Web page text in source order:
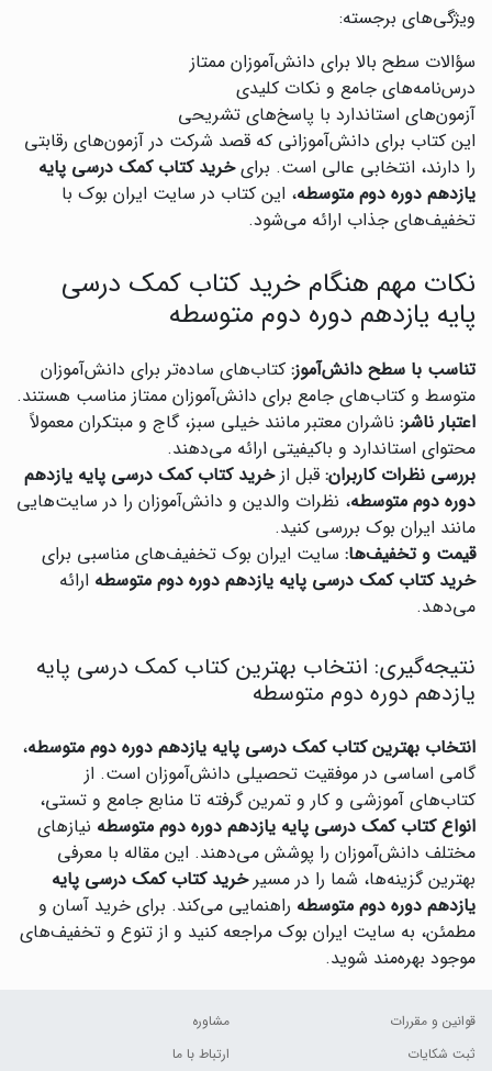
ویژگی‌های برجسته:
سؤالات سطح بالا برای دانش‌آموزان ممتاز
درس‌نامه‌های جامع و نکات کلیدی
آزمون‌های استاندارد با پاسخ‌های تشریحی
این کتاب برای دانش‌آموزانی که قصد شرکت در آزمون‌های رقابتی
را دارند، انتخابی عالی است. برایخرید کتاب کمک درسی پایه
یازدهم دوره دوم متوسطه، این کتاب در سایت ایران بوک با
تخفیف‌های جذاب ارائه می‌شود.
نکات مهم هنگام خرید کتاب کمک درسی
پایه یازدهم دوره دوم متوسطه
تناسب با سطح دانش‌آموز: کتاب‌های ساده‌تر برای دانش‌آموزان
متوسط و کتاب‌های جامع برای دانش‌آموزان ممتاز مناسب هستند.
اعتبار ناشر: ناشران معتبر مانند خیلی سبز، گاج و مبتکران معمولاً
محتوای استاندارد و باکیفیتی ارائه می‌دهند.
بررسی نظرات کاربران: قبل ازخرید کتاب کمک درسی پایه یازدهم
دوره دوم متوسطه، نظرات والدین و دانش‌آموزان را در سایت‌هایی
مانند ایران بوک بررسی کنید.
قیمت و تخفیف‌ها: سایت ایران بوک تخفیف‌های مناسبی برای
خرید کتاب کمک درسی پایه یازدهم دوره دوم متوسطه ارائه
می‌دهد.
نتیجه‌گیری: انتخاب بهترین کتاب کمک درسی پایه
یازدهم دوره دوم متوسطه
انتخاب بهترین کتاب کمک درسی پایه یازدهم دوره دوم متوسطه،
گامی اساسی در موفقیت تحصیلی دانش‌آموزان است. از
کتاب‌های آموزشی و کار و تمرین گرفته تا منابع جامع و تستی،
انواع کتاب کمک درسی پایه یازدهم دوره دوم متوسطه نیازهای
مختلف دانش‌آموزان را پوشش می‌دهند. این مقاله با معرفی
بهترین گزینه‌ها، شما را در مسیرخرید کتاب کمک درسی پایه
یازدهم دوره دوم متوسطه راهنمایی می‌کند. برای خرید آسان و
مطمئن، به سایت ایران بوک مراجعه کنید و از تنوع و تخفیف‌های
موجود بهره‌مند شوید.
قوانین و مقررات
ثبت شکایات
مشاوره
ارتباط با ما